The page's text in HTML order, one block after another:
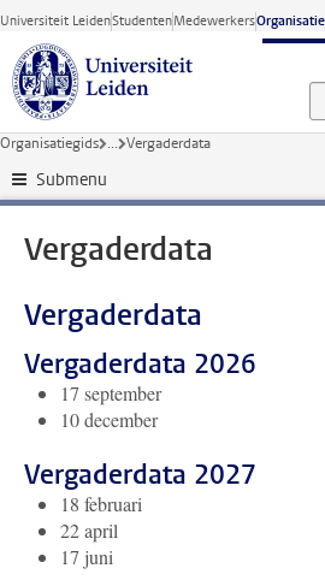
Ga direct naar de inhoud
Universiteit LeidenStudentenMedewerkers
Organisatiegids ... Vergaderdata
Submenu
Vergaderdata
Vergaderdata
Vergaderdata 2026
17 september
10 december
Vergaderdata 2027
18 februari
22 april
17 juni